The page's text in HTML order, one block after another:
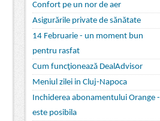
Confort pe un nor de aer
Asigurările private de sănătate
14 Februarie - un moment bun
pentru rasfat
Cum funcţionează DealAdvisor
Meniul zilei in Cluj-Napoca
Inchiderea abonamentului Orange -
este posibila